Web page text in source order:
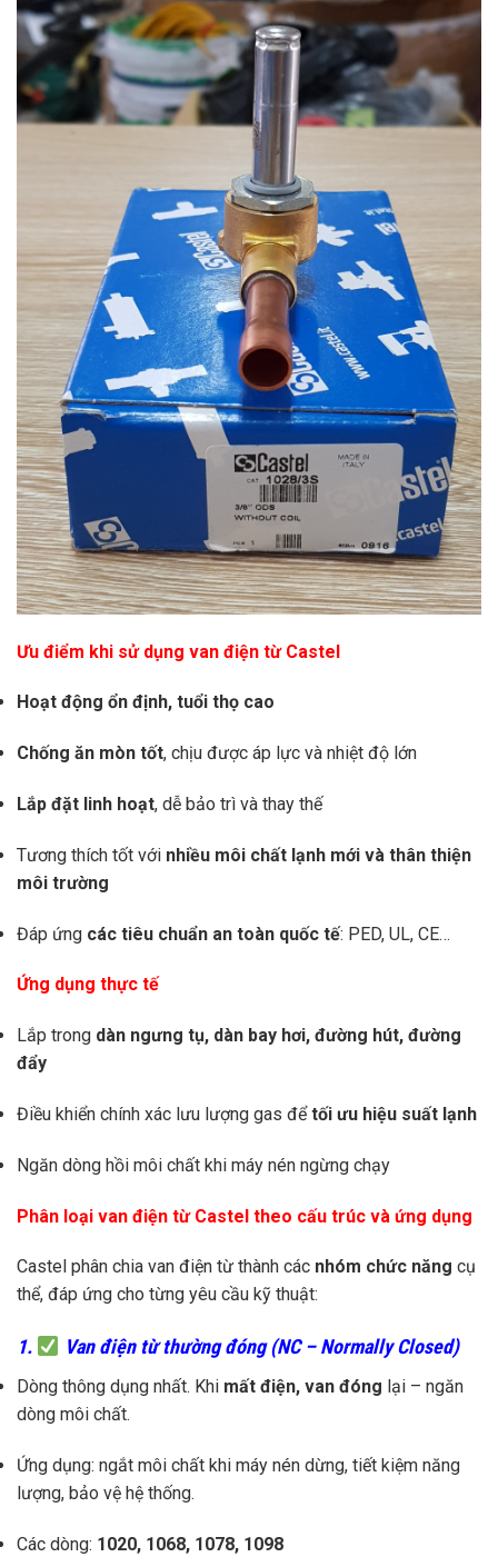
Ưu điểm khi sử dụng van điện từ Castel
Hoạt động ổn định, tuổi thọ cao
Chống ăn mòn tốt, chịu được áp lực và nhiệt độ lớn
Lắp đặt linh hoạt, dễ bảo trì và thay thế
Tương thích tốt với nhiều môi chất lạnh mới và thân thiện
môi trường
Đáp ứng các tiêu chuẩn an toàn quốc tế: PED, UL, CE…
Ứng dụng thực tế
Lắp trong dàn ngưng tụ, dàn bay hơi, đường hút, đường
đẩy
Điều khiển chính xác lưu lượng gas đểtối ưu hiệu suất lạnh
Ngăn dòng hồi môi chất khi máy nén ngừng chạy
Phân loại van điện từ Castel theo cấu trúc và ứng dụng
Castel phân chia van điện từ thành các nhóm chức năng cụ
thể, đáp ứng cho từng yêu cầu kỹ thuật:
1. Van điện từ thường đóng (NC – Normally Closed)
Dòng thông dụng nhất. Khi mất điện, van đóng lại – ngăn
dòng môi chất.
Ứng dụng: ngắt môi chất khi máy nén dừng, tiết kiệm năng
lượng, bảo vệ hệ thống.
Các dòng: 1020, 1068, 1078, 1098